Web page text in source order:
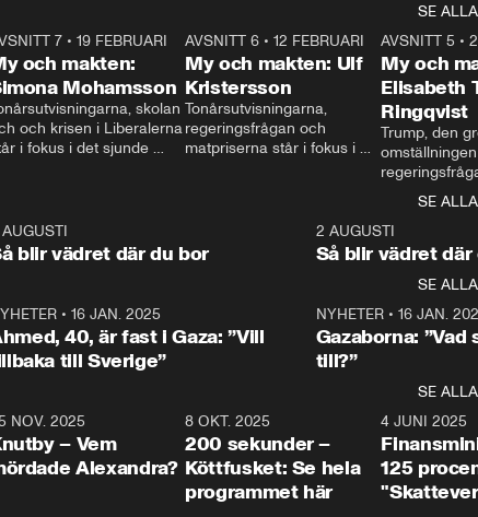
SE ALLA
24:30
7• 19 FEBRUARI
och makten:
Mohamsson
skolan
och krisen i Liberalerna
i fokus i det sjunde
My
ställer
och
till svars.
27:30
AVSNITT 6 •12 FEBRUARI
My och makten: Ulf
Kristersson
Tonårsutvisningarna,
regeringsfrågan och
matpriserna står i fokus i
Rohwedder ställer
statsminister Ulf Kristersson
AVSNITT 5 •
My och
Elisabeth
Ringqvist
Trump, den
centrum i
avsnittet av
Makten”. Se
Aftonbladets
Rohwedder
Thand Ring
SE ALLA
blir vädret där du bor
2 AUGUSTI
Så blir vädret där
SE ALLA
• 16 JAN. 2025
40, är fast i Gaza: ”Vill
till Sverige”
NYHETER• 16 JAN.
Gazaborna:
till?”
SE ALLA
31:05
NOV. 2025
– Vem
Alexandra?
4:29
8 OKT. 2025
200 sekunder –
Köttfusket: Se hela
programmet här
4 JUNI 2025
125